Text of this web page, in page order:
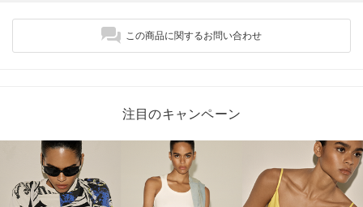
この商品に関するお問い合わせ
注目のキャンペーン